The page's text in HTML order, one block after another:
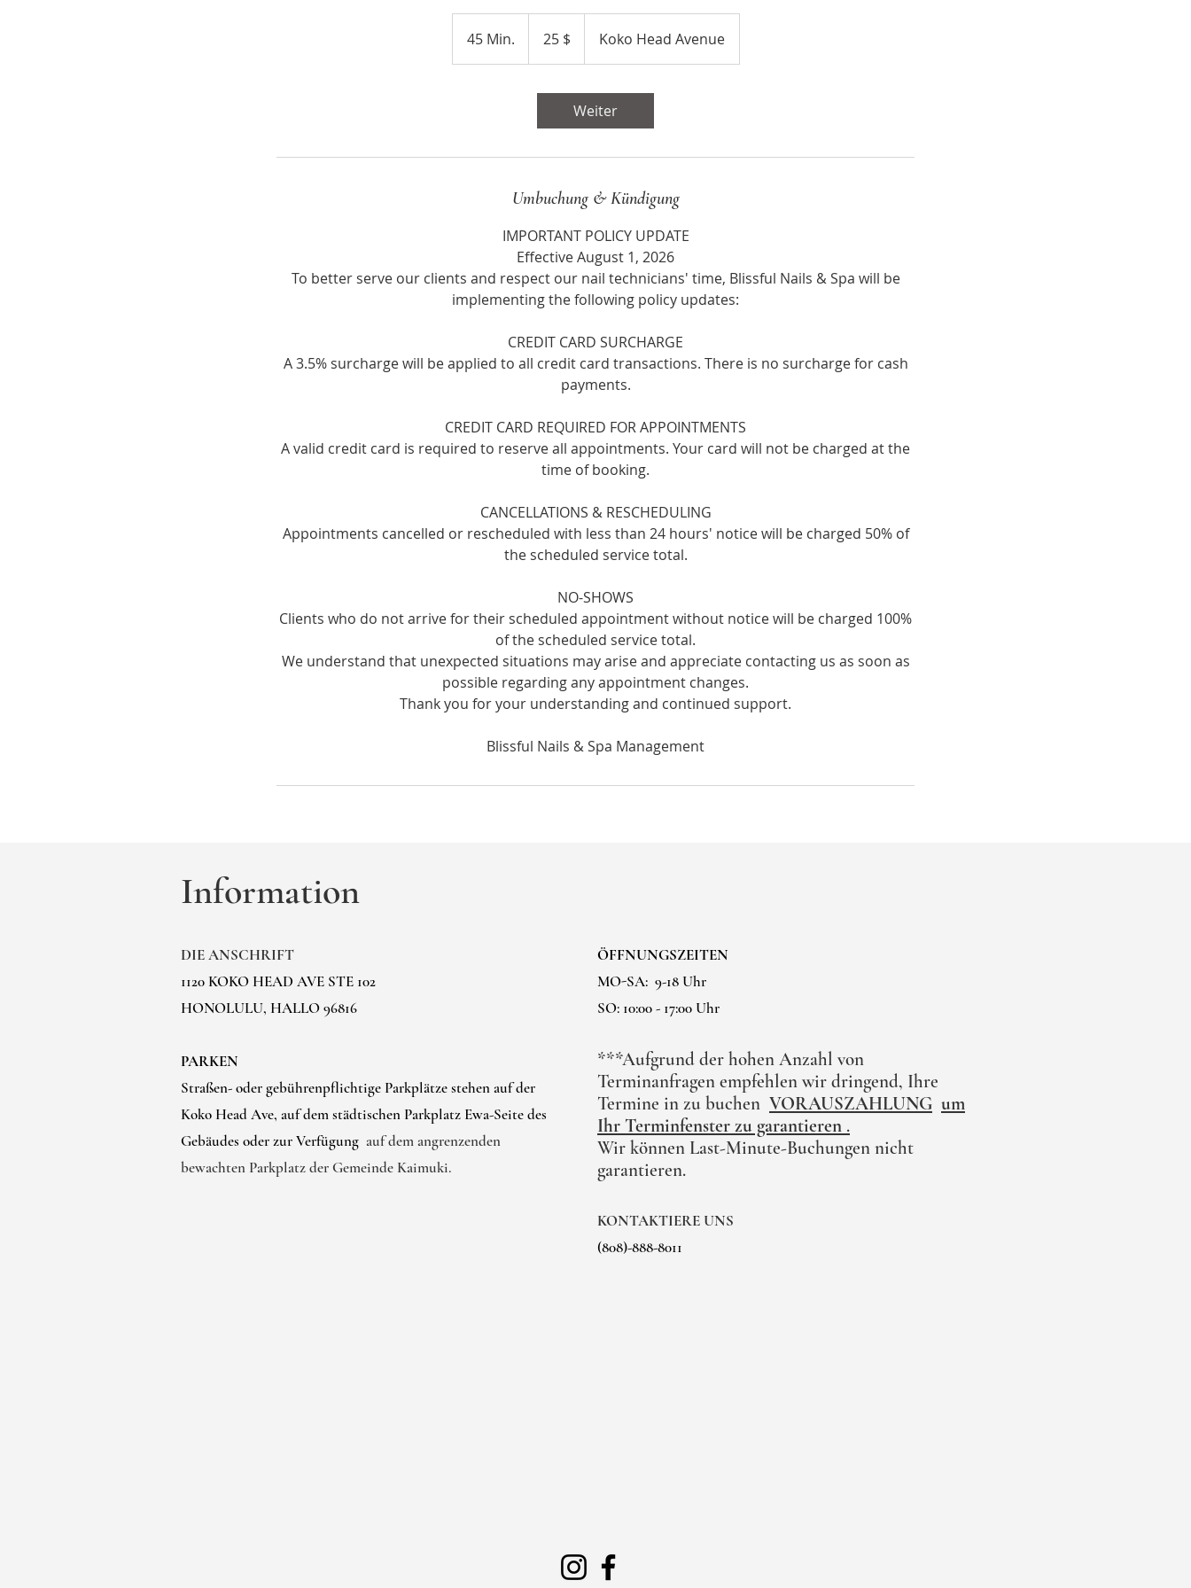
45 Min.
5
Dollar25 $ Koko Head Avenue
Weiter
Umbuchung & Kündigung
IMPORTANT POLICY UPDATE
Effective August 1, 2026
To better serve our clients and respect our nail technicians' time, Blissful Nails & Spa will be
implementing the following policy updates:
CREDIT CARD SURCHARGE
A 3.5% surcharge will be applied to all credit card transactions. There is no surcharge for cash
payments.
CREDIT CARD REQUIRED FOR APPOINTMENTS
A valid credit card is required to reserve all appointments. Your card will not be charged at the
time of booking.
CANCELLATIONS & RESCHEDULING
Appointments cancelled or rescheduled with less than 24 hours' notice will be charged 50% of
the scheduled service total.
NO-SHOWS
Clients who do not arrive for their scheduled appointment without notice will be charged 100%
of the scheduled service total.
We understand that unexpected situations may arise and appreciate contacting us as soon as
possible regarding any appointment changes.
Thank you for your understanding and continued support.
Information
DIE ANSCHRIFT
1120 KOKO HEAD AVE STE 102
HONOLULU, HALLO 96816
PARKEN
Straßen- oder gebührenpflichtige Parkplätze stehen auf der
Koko Head Ave, auf dem städtischen Parkplatz Ewa-Seite des
Gebäudes oder zur Verfügung auf dem angrenzenden
bewachten Parkplatz der Gemeinde Kaimuki.
ÖFFNUNGSZEITEN
MO-SA: 9-18 Uhr
SO: 10:00 - 17:00 Uhr
***Aufgrund der hohen Anzahl von
Terminanfragen empfehlen wir dringend, Ihre
Termine in zu buchen VORAUSZAHLUNG um
Ihr Terminfenster zu garantieren .
Wir können Last-Minute-Buchungen nicht
garantieren.
KONTAKTIERE UNS
(808)-888-8011